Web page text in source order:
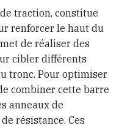
traction, constitue
renforcer le haut du
de réaliser des
cibler différents
tronc. Pour optimiser
combiner cette barre
anneaux de
résistance. Ces